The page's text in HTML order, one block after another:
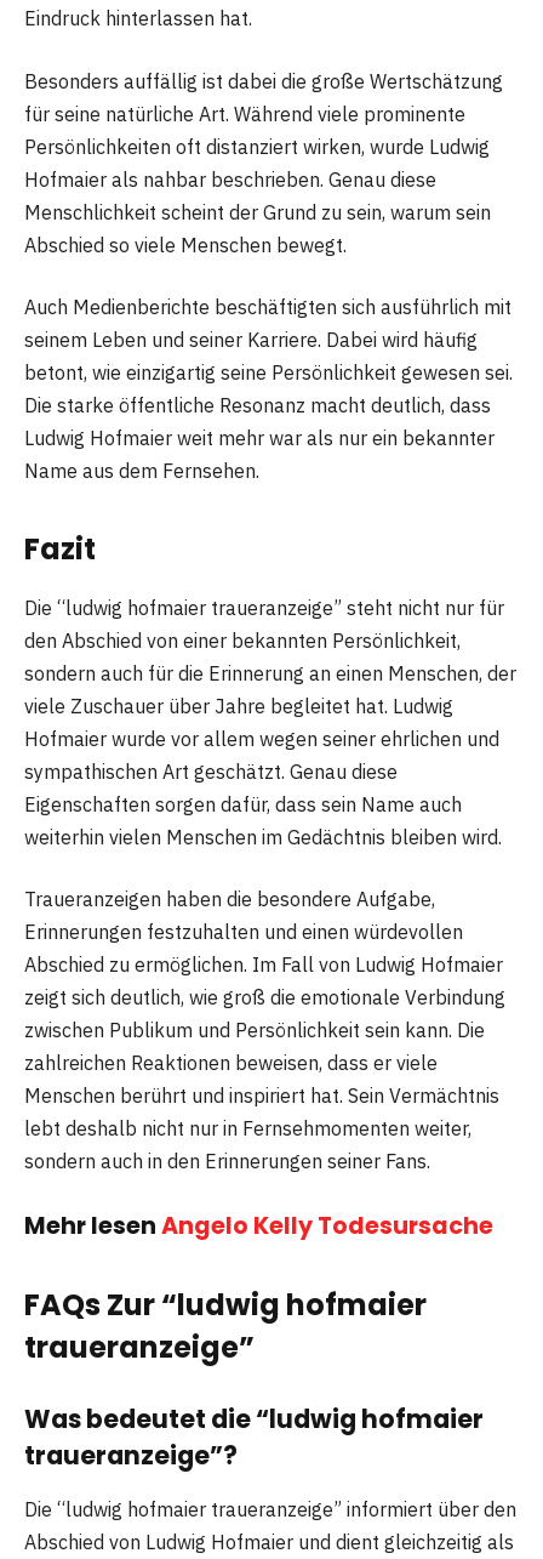
Eindruck hinterlassen hat.
Besonders auffällig ist dabei die große Wertschätzung
für seine natürliche Art. Während viele prominente
Persönlichkeiten oft distanziert wirken, wurde Ludwig
Hofmaier als nahbar beschrieben. Genau diese
Menschlichkeit scheint der Grund zu sein, warum sein
Abschied so viele Menschen bewegt.
Auch Medienberichte beschäftigten sich ausführlich mit
seinem Leben und seiner Karriere. Dabei wird häufig
betont, wie einzigartig seine Persönlichkeit gewesen sei.
Die starke öffentliche Resonanz macht deutlich, dass
Ludwig Hofmaier weit mehr war als nur ein bekannter
Name aus dem Fernsehen.
Fazit
Die “ludwig hofmaier traueranzeige” steht nicht nur für
den Abschied von einer bekannten Persönlichkeit,
sondern auch für die Erinnerung an einen Menschen, der
viele Zuschauer über Jahre begleitet hat. Ludwig
Hofmaier wurde vor allem wegen seiner ehrlichen und
sympathischen Art geschätzt. Genau diese
Eigenschaften sorgen dafür, dass sein Name auch
weiterhin vielen Menschen im Gedächtnis bleiben wird.
Traueranzeigen haben die besondere Aufgabe,
Erinnerungen festzuhalten und einen würdevollen
Abschied zu ermöglichen. Im Fall von Ludwig Hofmaier
zeigt sich deutlich, wie groß die emotionale Verbindung
zwischen Publikum und Persönlichkeit sein kann. Die
zahlreichen Reaktionen beweisen, dass er viele
Menschen berührt und inspiriert hat. Sein Vermächtnis
lebt deshalb nicht nur in Fernsehmomenten weiter,
sondern auch in den Erinnerungen seiner Fans.
Mehr lesenAngelo Kelly Todesursache
FAQs Zur “ludwig hofmaier
traueranzeige”
Was bedeutet die “ludwig hofmaier
traueranzeige”?
Die “ludwig hofmaier traueranzeige” informiert über den
Abschied von Ludwig Hofmaier und dient gleichzeitig als